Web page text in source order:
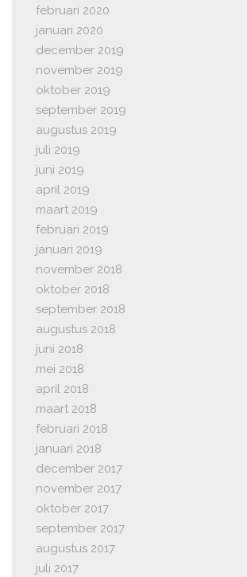
februari 2020
januari 2020
december 2019
november 2019
oktober 2019
september 2019
augustus 2019
juli 2019
juni 2019
april 2019
maart 2019
februari 2019
januari 2019
november 2018
oktober 2018
september 2018
augustus 2018
juni 2018
mei 2018
april 2018
maart 2018
februari 2018
januari 2018
december 2017
november 2017
oktober 2017
september 2017
augustus 2017
juli 2017